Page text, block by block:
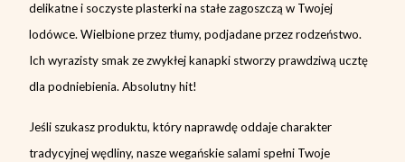
delikatne i soczyste plasterki na stałe zagoszczą w Twojej
lodówce. Wielbione przez tłumy, podjadane przez rodzeństwo.
Ich wyrazisty smak ze zwykłej kanapki stworzy prawdziwą ucztę
dla podniebienia. Absolutny hit!
Jeśli szukasz produktu, który naprawdę oddaje charakter
tradycyjnej wędliny, nasze wegańskie salami spełni Twoje